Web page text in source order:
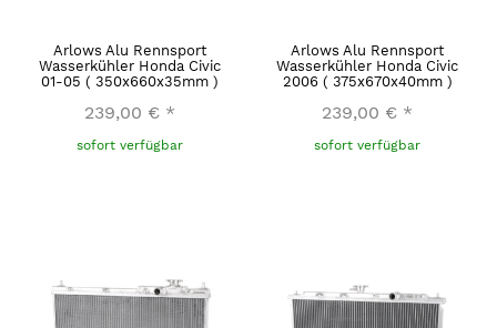
Arlows Alu Rennsport
Wasserkühler Honda Civic
01-05 ( 350x660x35mm )
239,00 € *
sofort verfügbar
Arlows Alu Rennsport
Wasserkühler Honda Civic
2006 ( 375x670x40mm )
239,00 € *
sofort verfügbar